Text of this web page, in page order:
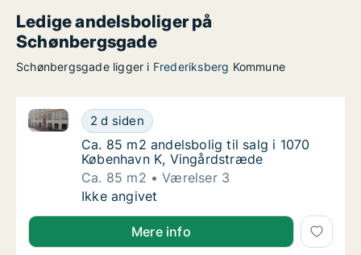
Ledige andelsboliger på
Schønbergsgade
Schønbergsgade ligger i Frederiksberg Kommune
Ca. 85 m2 andelsbolig til salg i 1070
2 d siden
Ca. 85 m2 andelsbolig til salg i 1070 København K,
Ca. 85 m2 andelsbolig til salg i 1070
Ca. 85 m2 andelsbolig til salg i 1070
København K, Vingårdstræde
Ca. 85 m2
Værelser 3
Ca. 85 m2 andelsbolig til salg i 1070
Ikke angivet
Mere info